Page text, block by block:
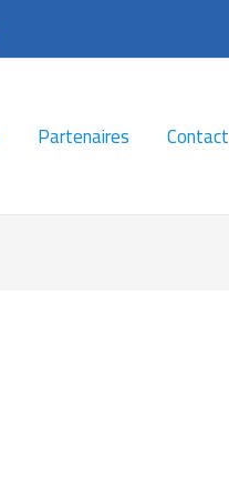
Partenaires Contact